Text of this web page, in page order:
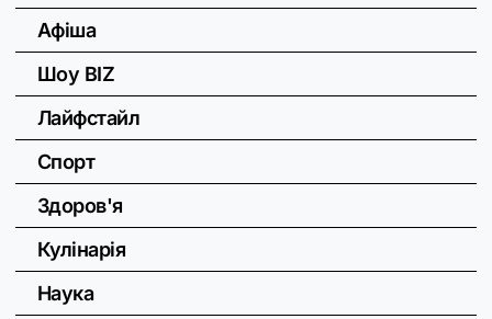
Афіша
Шоу BIZ
Лайфстайл
Спорт
Здоров'я
Кулінарія
Наука